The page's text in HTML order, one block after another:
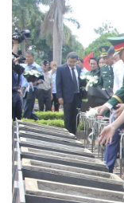
Pháp luật
Vụ án
Tin nóng
Tư vấn luật